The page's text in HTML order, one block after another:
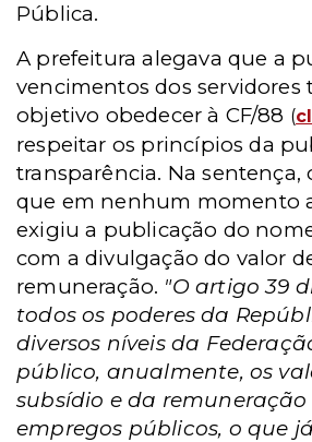
Pública.
A prefeitura alegava que a
vencimentos dos servidores
objetivo obedecer à CF/88 (
respeitar os princípios da
transparência. Na sentença,
que em nenhum momento
exigiu a publicação do
com a divulgação do valor
remuneração. "O artigo 39
todos os poderes da
diversos níveis da
público, anualmente, os
subsídio e da remuneração
empregos públicos, o que